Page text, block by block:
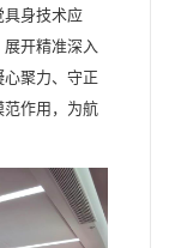
具身技术应
开精准深入
聚力、守正
范作用，为航